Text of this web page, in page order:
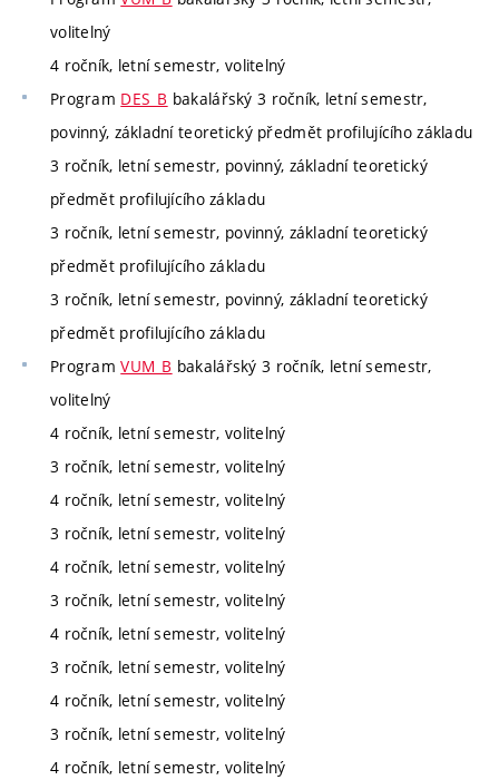
volitelný
4 ročník, letní semestr, volitelný
Program DES_B bakalářský 3 ročník, letní semestr,
povinný, základní teoretický předmět profilujícího základu
3 ročník, letní semestr, povinný, základní teoretický
předmět profilujícího základu
3 ročník, letní semestr, povinný, základní teoretický
předmět profilujícího základu
3 ročník, letní semestr, povinný, základní teoretický
předmět profilujícího základu
ProgramVUM_B bakalářský 3 ročník, letní semestr,
volitelný
4 ročník, letní semestr, volitelný
3 ročník, letní semestr, volitelný
4 ročník, letní semestr, volitelný
3 ročník, letní semestr, volitelný
4 ročník, letní semestr, volitelný
3 ročník, letní semestr, volitelný
4 ročník, letní semestr, volitelný
3 ročník, letní semestr, volitelný
4 ročník, letní semestr, volitelný
3 ročník, letní semestr, volitelný
4 ročník, letní semestr, volitelný